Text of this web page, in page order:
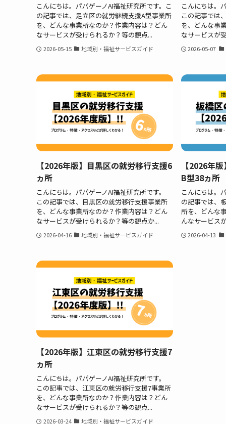
こんにちは。パパゲーノAI福祉研究所です。こ
の記事では、足立区の就労継続支援A型事業所
を、どんな事業所なのか？作業内容は？どん
なサービスが受けられるか？等の観点...
2026-05-15 地域別・福祉サービスガイド
こんにちは。
この記事では
を、どんな事
なサービスが
2026-05-07
【2026年版】目黒区の就労移行支援6
ヵ所
こんにちは。パパゲーノAI福祉研究所です。
この記事では、目黒区の就労移行支援事業所
を、どんな事業所なのか？作業内容は？どん
なサービスが受けられるか？等の観点か...
2026-04-16 地域別・福祉サービスガイド
【2026年
B型38ヵ所
こんにちは。
の記事では、
所を、どんな
んなサービス
2026-04-13
【2026年版】江東区の就労移行支援7
ヵ所
こんにちは。パパゲーノAI福祉研究所です。
この記事では、江東区の就労移行支援7事業所
を、どんな事業所なのか？作業内容は？どん
なサービスが受けられるか？等の観点...
2026-03-24 地域別・福祉サービスガイド